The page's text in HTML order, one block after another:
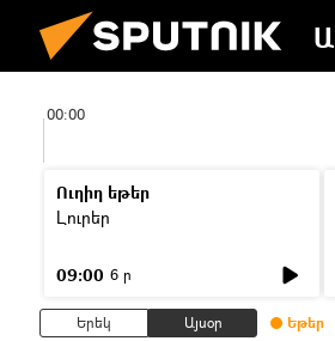
00:00
Ուղիղ եթեր
Լուրեր
09:00 6 ր
Երեկ Այսօր Եթեր